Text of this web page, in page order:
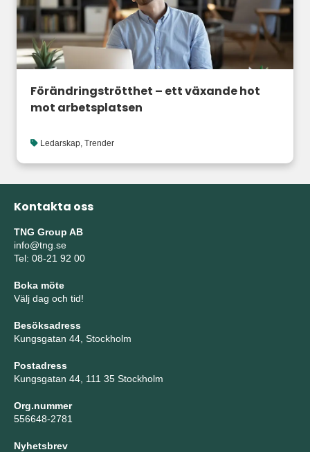
Förändringströtthet – ett växande hot
mot arbetsplatsen
Ledarskap Trender
Kontakta oss
TNG Group AB
info@tng.se
Tel: 08-21 92 00
Boka möte
Välj dag och tid!
Besöksadress
Kungsgatan 44, Stockholm
Postadress
Kungsgatan 44, 111 35 Stockholm
Org.nummer
556648-2781
Nyhetsbrev